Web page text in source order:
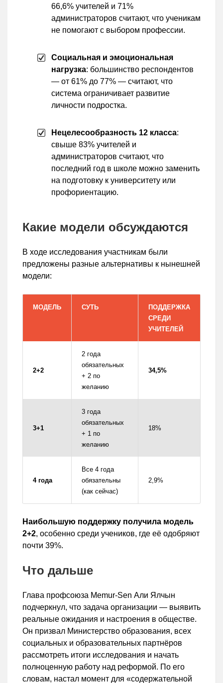
66,6% учителей и 71%
администраторов считают, что ученикам
не помогают с выбором профессии.
Социальная и эмоциональная
нагрузка: большинство респондентов
— от 61% до 77% — считают, что
система ограничивает развитие
личности подростка.
Нецелесообразность 12 класса:
свыше 83% учителей и
администраторов считают, что
последний год в школе можно заменить
на подготовку к университету или
профориентацию.
Какие модели обсуждаются
В ходе исследования участникам были
предложены разные альтернативы к нынешней
модели:
МОДЕЛЬ СУТЬ
ПОДДЕРЖКА
СРЕДИ
УЧИТЕЛЕЙ
2+2
2 года
обязательных
+ 2 по
желанию
34,5%
3+1
3 года
обязательных
+ 1 по
желанию
18%
4 года
Все 4 года
обязательны
(как сейчас)
2,9%
Наибольшую поддержку получила модель
2+2, особенно среди учеников, где её одобряют
почти 39%.
Что дальше
Глава профсоюза Memur-Sen Али Ялчын
подчеркнул, что задача организации — выявить
реальные ожидания и настроения в обществе.
Он призвал Министерство образования, всех
социальных и образовательных партнёров
рассмотреть итоги исследования и начать
полноценную работу над реформой. По его
словам, настал момент для «содержательной